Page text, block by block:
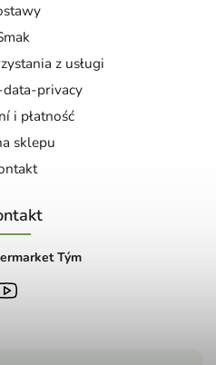
z usługi
privacy
i płatność
sklepu
Tým